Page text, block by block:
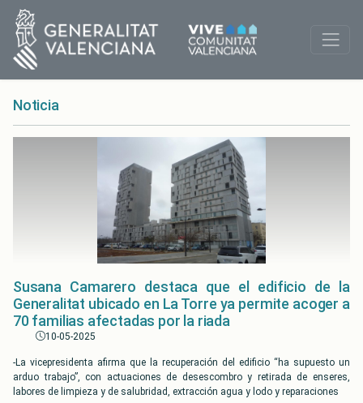
Noticia
Susana Camarero destaca que el edificio de la
Generalitat ubicado en La Torre ya permite acoger a
70 familias afectadas por la riada
10-05-2025
-La vicepresidenta afirma que la recuperación del edificio “ha supuesto un
arduo trabajo”, con actuaciones de desescombro y retirada de enseres,
labores de limpieza y de salubridad, extracción agua y lodo y reparaciones